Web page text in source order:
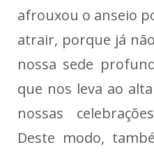
afrouxou o anseio
atrair, porque já
nossa sede
que nos leva ao
nossas
Deste modo,